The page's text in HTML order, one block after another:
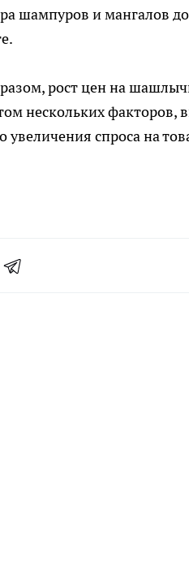
шампуров и мангалов
рост цен на
нескольких факторов,
увеличения спроса на